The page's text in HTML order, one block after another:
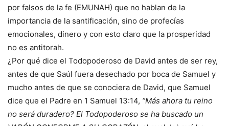
por falsos de la fe (EMUNAH) que no hablan de la
importancia de la santificación, sino de profecías
emocionales, dinero y con esto claro que la prosperidad
no es antitorah.
¿Por qué dice el Todopoderoso de David antes de ser rey,
antes de que Saúl fuera desechado por boca de Samuel y
mucho antes de que se conociera de David, que Samuel
dice que el Padre en 1 Samuel 13:14, “Más ahora tu reino
no será duradero? El Todopoderoso se ha buscado un